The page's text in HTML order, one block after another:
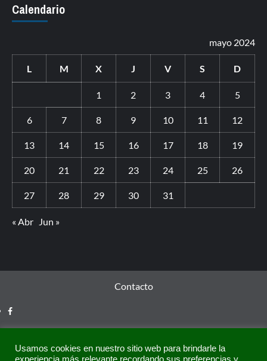
Calendario
mayo 2024
L M X J V S D
1 2 3 4 5
6 7 8 9 10 11 12
13 14 15 16 17 18 19
20 21 22 23 24 25 26
27 28 29 30 31
« Abr Jun »
Contacto
Usamos cookies en nuestro sitio web para brindarle la